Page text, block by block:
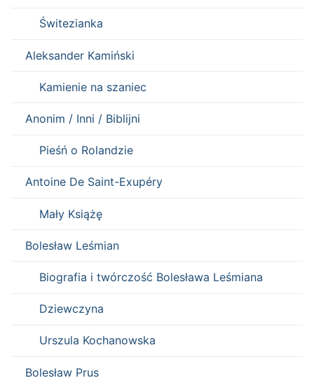
Świtezianka
Aleksander Kamiński
Kamienie na szaniec
Anonim / Inni / Biblijni
Pieśń o Rolandzie
Antoine De Saint-Exupéry
Mały Książę
Bolesław Leśmian
Biografia i twórczość Bolesława Leśmiana
Dziewczyna
Urszula Kochanowska
Bolesław Prus